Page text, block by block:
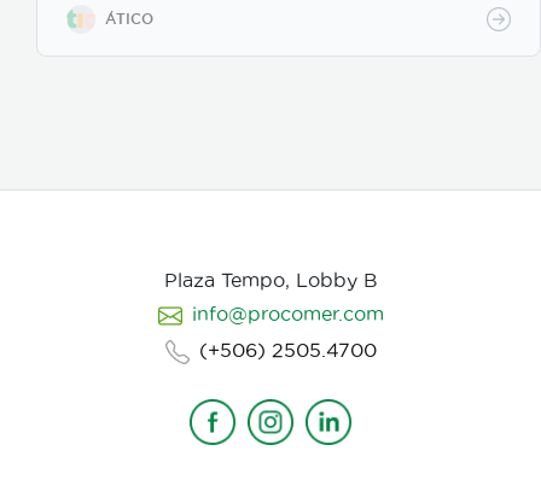
https://www.atico.cr/es/servicios/servicios-
ÁTICO
Plaza Tempo, Lobby B
info@procomer.com
(+506) 2505.4700